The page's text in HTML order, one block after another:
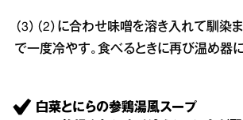
（3）（2）に合わせ味噌を溶き入れて馴染
で一度冷やす。食べるときに再び温め器に
白菜とにらの参鶏湯風スープ